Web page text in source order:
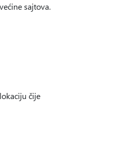
sajtova.
čije